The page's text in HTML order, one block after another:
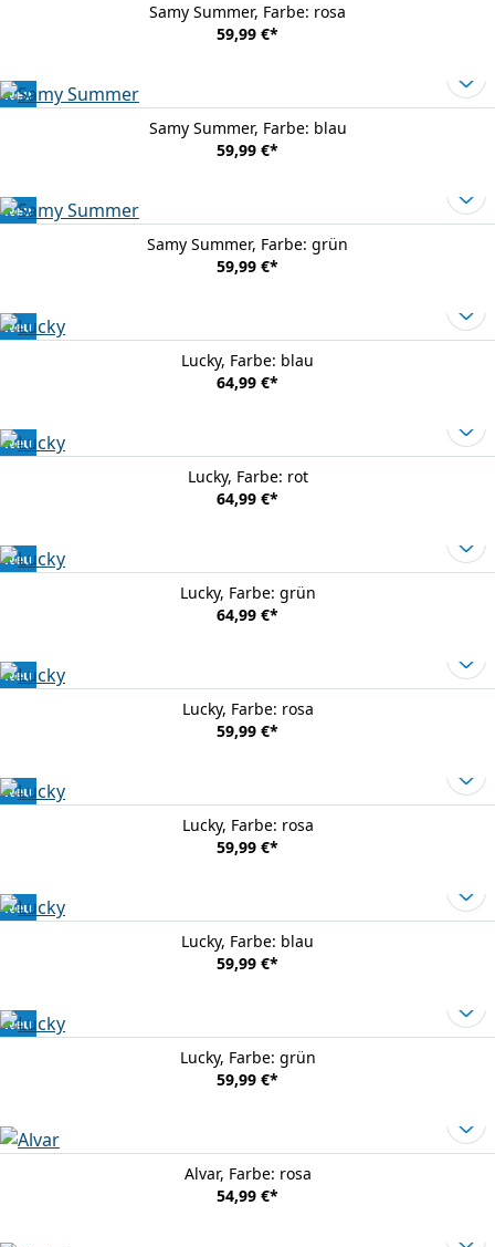
Samy Summer, Farbe: rosa
59,99 €*
Neu
Samy Summer, Farbe: blau
59,99 €*
Neu
Samy Summer, Farbe: grün
59,99 €*
Neu
Lucky, Farbe: blau
64,99 €*
Neu
Lucky, Farbe: rot
64,99 €*
Neu
Lucky, Farbe: grün
64,99 €*
Neu
Lucky, Farbe: rosa
59,99 €*
Neu
Lucky, Farbe: rosa
59,99 €*
Neu
Lucky, Farbe: blau
59,99 €*
Neu
Lucky, Farbe: grün
59,99 €*
Alvar, Farbe: rosa
54,99 €*